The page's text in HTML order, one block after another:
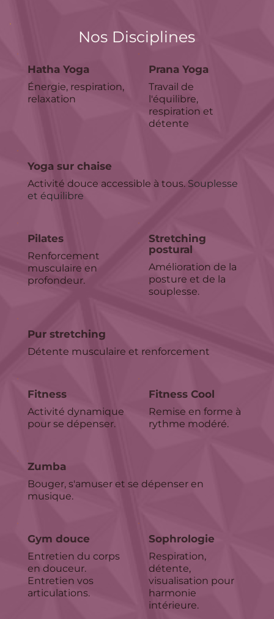
Nos Disciplines
Hatha Yoga
Énergie, respiration,
relaxation
Prana Yoga
Travail de
l'équilibre,
respiration et
détente
Yoga sur chaise
Activité douce accessible à tous. Souplesse
et équilibre
Pilates
Renforcement
musculaire en
profondeur.
Stretching
postural
Amélioration de la
posture et de la
souplesse.
Pur stretching
Détente musculaire et renforcement
Fitness
Activité dynamique
pour se dépenser.
Fitness Cool
Remise en forme à
rythme modéré.
Zumba
Bouger, s'amuser et se dépenser en
musique.
Gym douce
Entretien du corps
en douceur.
Entretien vos
articulations.
Sophrologie
Respiration,
détente,
visualisation pour
harmonie
intérieure.